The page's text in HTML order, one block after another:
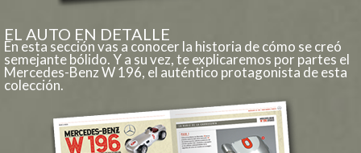
EL AUTO EN DETALLE
En esta sección vas a conocer la historia de cómo se creó
semejante bólido. Y a su vez, te explicaremos por partes el
Mercedes-Benz W 196, el auténtico protagonista de esta
colección.